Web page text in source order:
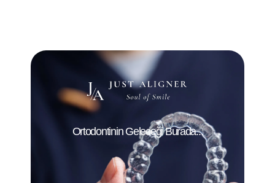
Ortodontinin Geleceği Burada...